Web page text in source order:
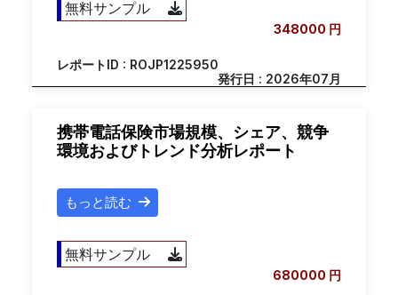
無料サンプル
348000 円
レポートID : ROJP1225950
発行日 : 2026年07月
携帯電話保険市場規模、シェア、競争
環境およびトレンド分析レポート
もっと読む
無料サンプル
680000 円